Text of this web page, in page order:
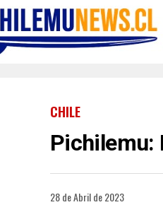
CHILE
Pichilemu:
28 de Abril de 2023